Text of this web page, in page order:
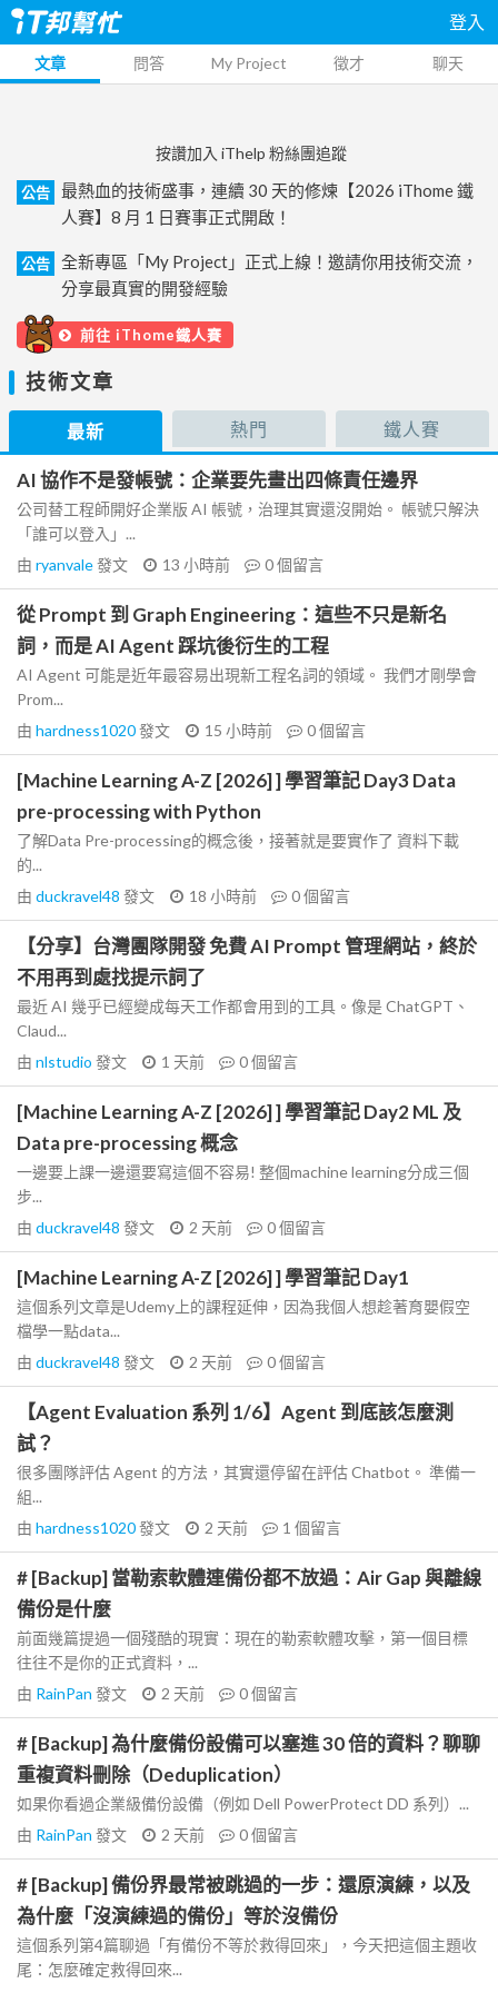
登入
文章 問答 My Project 徵才 聊天
按讚加入 iThelp 粉絲團追蹤
公告
最熱血的技術盛事，連續 30 天的修煉【2026 iThome 鐵
人賽】8 月 1 日賽事正式開啟！
公告
全新專區「My Project」正式上線！邀請你用技術交流，
分享最真實的開發經驗
前往 iThome鐵人賽
技術文章
最新 熱門 鐵人賽
AI 協作不是發帳號：企業要先畫出四條責任邊界
公司替工程師開好企業版 AI 帳號，治理其實還沒開始。 帳號只解決
「誰可以登入」...
由 ryanvale發文 13 小時前 0個留言
從 Prompt 到 Graph Engineering：這些不只是新名
詞，而是 AI Agent 踩坑後衍生的工程
AI Agent 可能是近年最容易出現新工程名詞的領域。 我們才剛學會
Prom...
由 hardness1020發文 15 小時前 0個留言
[Machine Learning A-Z [2026] ] 學習筆記 Day3 Data
pre-processing with Python
了解Data Pre-processing的概念後，接著就是要實作了 資料下載
的...
由 duckravel48 發文 18 小時前 0個留言
【分享】台灣團隊開發 免費 AI Prompt 管理網站，終於
不用再到處找提示詞了
最近 AI 幾乎已經變成每天工作都會用到的工具。像是 ChatGPT、
Claud...
由 nlstudio 發文 1 天前 0個留言
[Machine Learning A-Z [2026] ] 學習筆記 Day2 ML 及
Data pre-processing 概念
一邊要上課一邊還要寫這個不容易! 整個machine learning分成三個
步...
由 duckravel48 發文 2 天前 0個留言
[Machine Learning A-Z [2026] ] 學習筆記 Day1
這個系列文章是Udemy上的課程延伸，因為我個人想趁著育嬰假空
檔學一點data...
由 duckravel48 發文 2 天前 0個留言
【Agent Evaluation 系列 1/6】Agent 到底該怎麼測
試？
很多團隊評估 Agent 的方法，其實還停留在評估 Chatbot。 準備一
組...
由 hardness1020發文 2 天前 1 個留言
# [Backup] 當勒索軟體連備份都不放過：Air Gap 與離線
備份是什麼
前面幾篇提過一個殘酷的現實：現在的勒索軟體攻擊，第一個目標
往往不是你的正式資料，...
由 RainPan 發文 2 天前 0個留言
# [Backup] 為什麼備份設備可以塞進 30 倍的資料？聊聊
重複資料刪除（Deduplication）
如果你看過企業級備份設備（例如 Dell PowerProtect DD 系列）...
由 RainPan 發文 2 天前 0個留言
# [Backup] 備份界最常被跳過的一步：還原演練，以及
為什麼「沒演練過的備份」等於沒備份
這個系列第4篇聊過「有備份不等於救得回來」，今天把這個主題收
尾：怎麼確定救得回來...